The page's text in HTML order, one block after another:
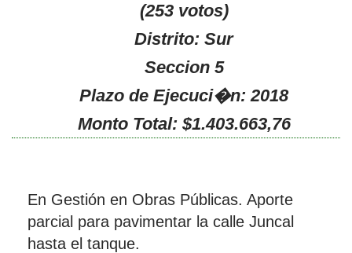
(253 votos)
Distrito: Sur
Seccion 5
Plazo de Ejecuci�n: 2018
Monto Total: $1.403.663,76
En Gestión en Obras Públicas. Aporte
parcial para pavimentar la calle Juncal
hasta el tanque.